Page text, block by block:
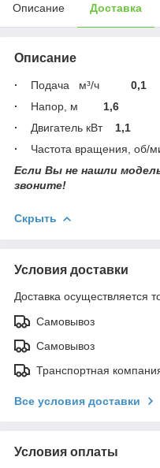
Описание Доставка
Описание
· Подача м³/ч 0,1
·
Напор, м 1,6
·
Двигатель кВт 1,1
·
Частота вращения, об/
Если Вы не нашли
звоните!
Скрыть
Условия доставки
Доставка осуществляется
Самовывоз
Самовывоз
Транспортная
Все условия доставки
Условия оплаты